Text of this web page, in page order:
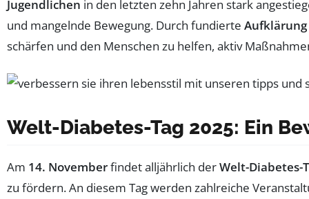
Jugendlichen in den letzten zehn Jahren stark
und mangelnde Bewegung. Durch fundierte Aufklärung
schärfen und den Menschen zu helfen, aktiv
Welt-Diabetes-Tag 2025: Ein
Am 14. Novemberfindet alljährlich derWelt-Diabetes-
zu fördern. An diesem Tag werden zahlreiche